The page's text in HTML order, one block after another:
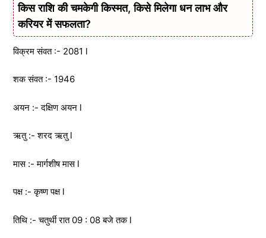
किस राशि की चमकेगी किस्मत, किसे मिलेगा धन लाभ और
करियर में सफलता?
विक्रम संवत :- 2081 l
शक संवत :- 1946
अयन :- दक्षिण अयन l
ऋतु :- शरद ऋतु l
मास :- मार्गशीष मास l
पक्ष :- कृष्ण पक्ष l
तिथि :- चतुर्थी रात 09 : 08 बजे तक l